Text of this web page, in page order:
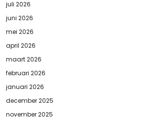
juli 2026
juni 2026
mei 2026
april 2026
maart 2026
februari 2026
januari 2026
december 2025
november 2025